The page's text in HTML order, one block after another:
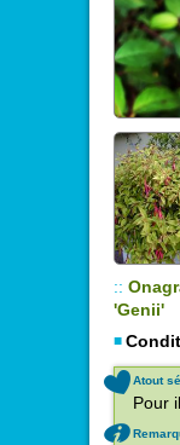
::
'Genii'
Atout
Pour